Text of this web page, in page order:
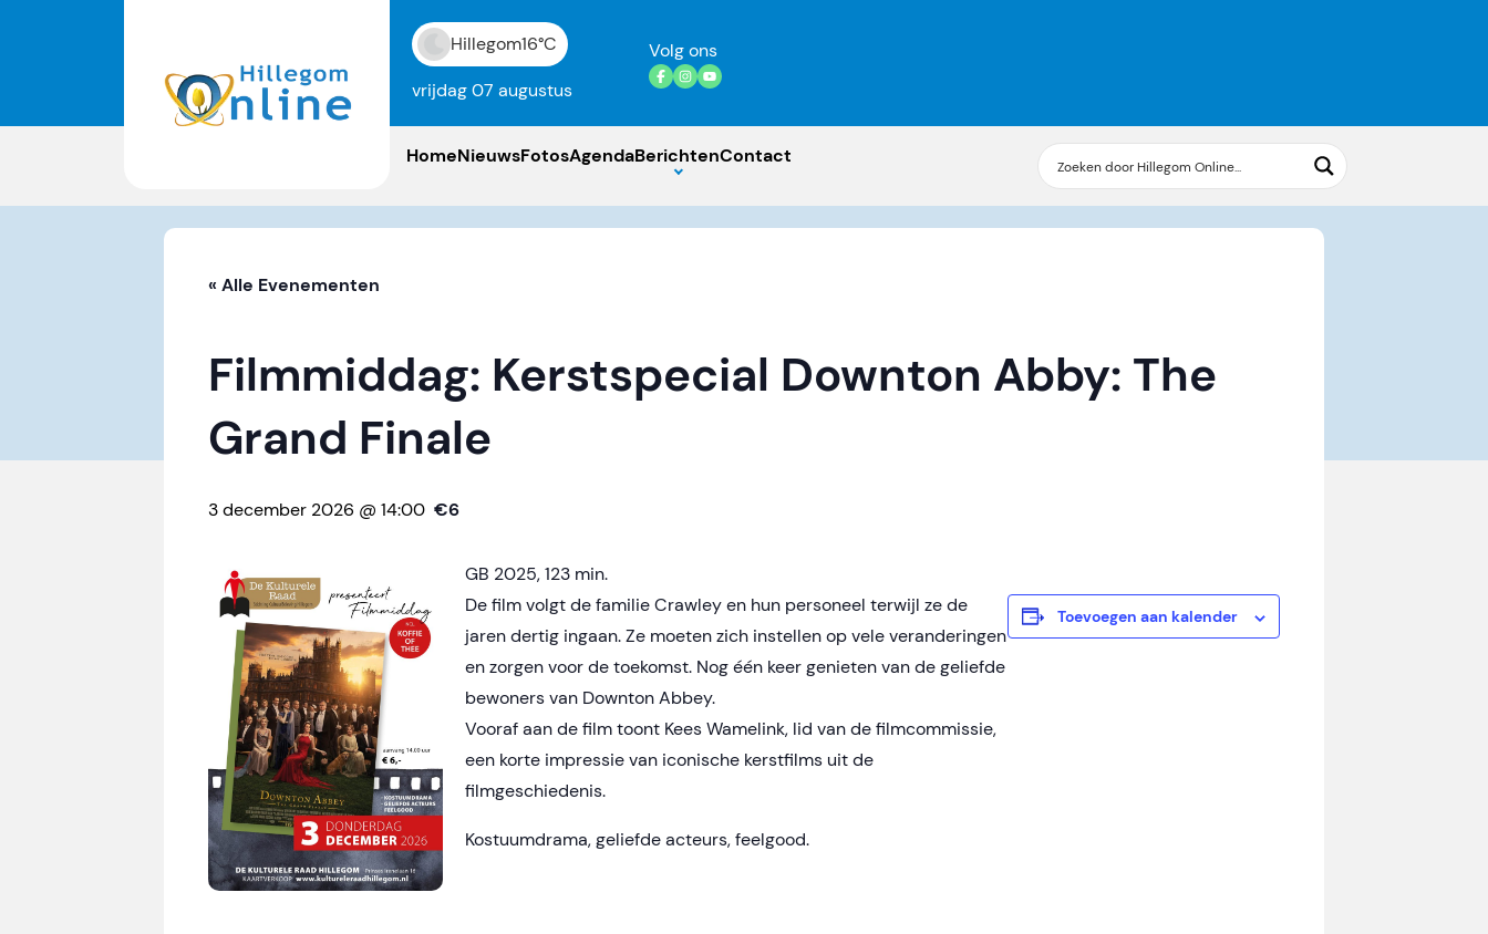
Hillegom16°C
vrijdag 07 augustus
Volg ons
HomeNieuwsFotosAgendaBerichtenContact
« Alle Evenementen
Filmmiddag: Kerstspecial Downton Abby: The
Grand Finale
3 december 2026 @ 14:00 €6
GB 2025, 123 min.
De film volgt de familie Crawley en hun personeel terwijl ze de
jaren dertig ingaan. Ze moeten zich instellen op vele veranderingen
en zorgen voor de toekomst. Nog één keer genieten van de geliefde
bewoners van Downton Abbey.
Vooraf aan de film toont Kees Wamelink, lid van de filmcommissie,
een korte impressie van iconische kerstfilms uit de
filmgeschiedenis.
Kostuumdrama, geliefde acteurs, feelgood.
Toevoegen aan kalender